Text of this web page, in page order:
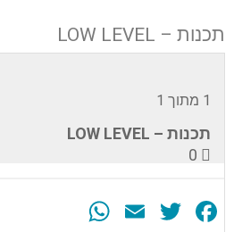
לערכה
זה
לתוכן
הערכה.
תכנות – LOW LEVEL
1 מתוך 1
תכנות – LOW LEVEL
0
Facebook
Twitter
Email